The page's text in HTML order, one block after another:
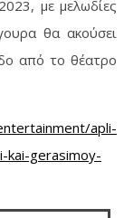
με μελωδίες
θα ακούσει
από το θέατρο
apli-
kai-gerasimoy-